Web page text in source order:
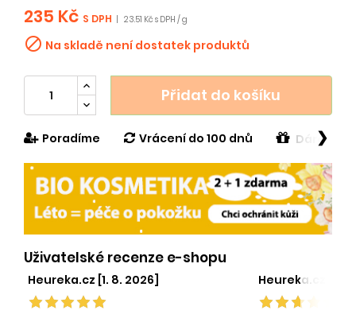
235 Kč S DPH 23.51 Kč s DPH / g
 Na skladě není dostatek produktů
Přidat do košíku
Poradíme Vrácení do 100 dnů Dárek v
❯
Uživatelské recenze e-shopu
Heureka.cz [1. 8. 2026] Heureka.cz [29.